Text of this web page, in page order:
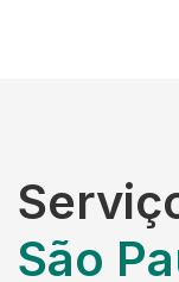
São